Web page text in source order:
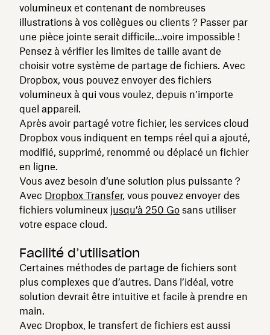
volumineux et contenant de nombreuses
illustrations à vos collègues ou clients ? Passer par
une pièce jointe serait difficile…voire impossible !
Pensez à vérifier les limites de taille avant de
choisir votre système de partage de fichiers. Avec
Dropbox, vous pouvez envoyer des fichiers
volumineux à qui vous voulez, depuis n’importe
quel appareil.
Après avoir partagé votre fichier, les services cloud
Dropbox vous indiquent en temps réel qui a ajouté,
modifié, supprimé, renommé ou déplacé un fichier
en ligne.
Vous avez besoin d’une solution plus puissante ?
Avec Dropbox Transfer, vous pouvez envoyer des
fichiers volumineux jusqu’à 250 Go sans utiliser
votre espace cloud.
Facilité d’utilisation
Certaines méthodes de partage de fichiers sont
plus complexes que d’autres. Dans l’idéal, votre
solution devrait être intuitive et facile à prendre en
main.
Avec Dropbox, le transfert de fichiers est aussi